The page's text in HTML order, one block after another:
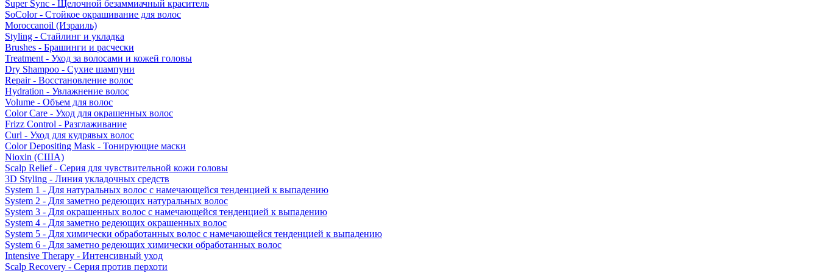
Super Sync - Щелочной безаммиачный краситель
SoColor - Стойкое окрашивание для волос
Moroccanoil (Израиль)
Styling - Стайлинг и укладка
Brushes - Брашинги и расчески
Treatment - Уход за волосами и кожей головы
Dry Shampoo - Сухие шампуни
Repair - Восстановление волос
Hydration - Увлажнение волос
Volume - Объем для волос
Color Care - Уход для окрашенных волос
Frizz Control - Разглаживание
Curl - Уход для кудрявых волос
Color Depositing Mask - Тонирующие маски
Nioxin (США)
Scalp Relief - Серия для чувствительной кожи головы
3D Styling - Линия укладочных средств
System 1 - Для натуральных волос с намечающейся тенденцией к выпадению
System 2 - Для заметно редеющих натуральных волос
System 3 - Для окрашенных волос с намечающейся тенденцией к выпадению
System 4 - Для заметно редеющих окрашенных волос
System 5 - Для химически обработанных волос с намечающейся тенденцией к выпадению
System 6 - Для заметно редеющих химически обработанных волос
Intensive Therapy - Интенсивный уход
Scalp Recovery - Серия против перхоти